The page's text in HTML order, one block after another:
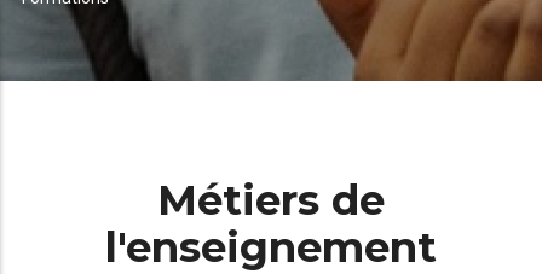
d'Ariane
Métiers de
l'enseignement